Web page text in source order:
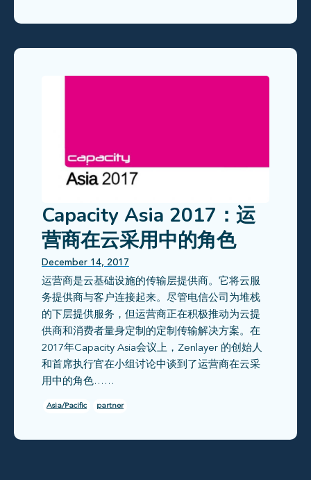
Capacity Asia 2017：运
营商在云采用中的角色
December 14, 2017
运营商是云基础设施的传输层提供商。它将云服
务提供商与客户连接起来。尽管电信公司为堆栈
的下层提供服务，但运营商正在积极推动为云提
供商和消费者量身定制的定制传输解决方案。在
2017年Capacity Asia会议上，Zenlayer 的创始人
和首席执行官在小组讨论中谈到了运营商在云采
用中的角色……
Asia/Pacific partner